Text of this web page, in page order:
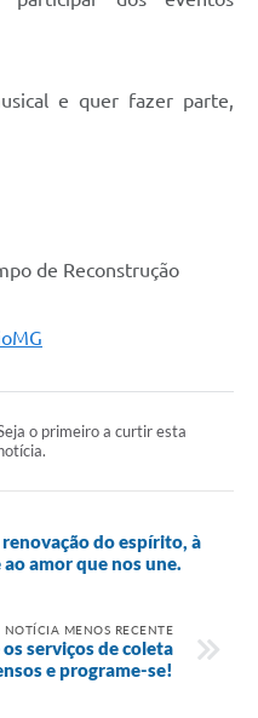
e quer fazer parte,
de Reconstrução
o primeiro a curtir esta
do espírito, à
amor que nos une.
NOTÍCIA MENOS RECENTE
serviços de coleta
e programe-se!